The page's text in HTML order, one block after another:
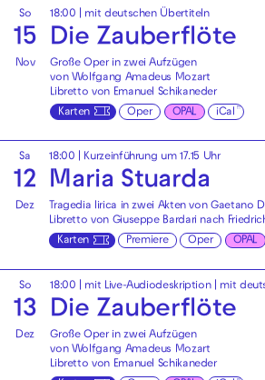
So
15
Nov
18:00 mit deutschen Übertiteln
Die Zauberflöte
Große Oper in zwei Aufzügen
von Wolfgang Amadeus Mozart
Libretto von Emanuel Schikaneder
Karten
Oper OPAL iCal
Sa
12
Dez
18:00 | Kurzeinführung um 17.15 Uhr
Maria Stuarda
Tragedia lirica in zwei Akten von Gaetano
Libretto von Giuseppe Bardari nach
Karten
Premiere Oper OPAL
So
13
Dez
18:00 mit Live-Audiodeskription| mit
Die Zauberflöte
Große Oper in zwei Aufzügen
von Wolfgang Amadeus Mozart
Libretto von Emanuel Schikaneder